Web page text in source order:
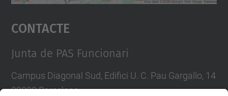
Accepta
powered by
Contacte
Junta de PAS Funcionari
Campus Diagonal Sud, Edifici U. C. Pau Gargallo, 14
08028 Barcelona